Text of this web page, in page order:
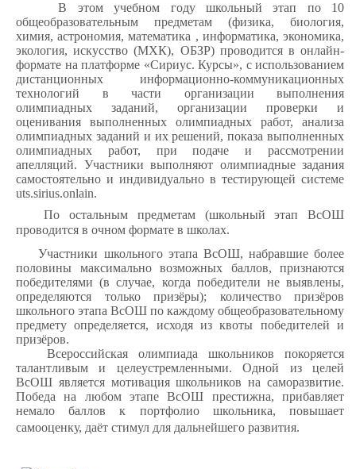
В этом учебном году школьный этап по 10
общеобразовательным предметам (физика, биология,
химия, астрономия, математика , информатика, экономика,
экология, искусство (МХК), ОБЗР) проводится в онлайн-
формате на платформе «Сириус. Курсы», с использованием
дистанционных информационно-коммуникационных
технологий в части организации выполнения
олимпиадных заданий, организации проверки и
оценивания выполненных олимпиадных работ, анализа
олимпиадных заданий и их решений, показа выполненных
олимпиадных работ, при подаче и рассмотрении
апелляций. Участники выполняют олимпиадные задания
самостоятельно и индивидуально в тестирующей системе
uts.sirius.onlain.
По остальным предметам (школьный этап ВсОШ
проводится в очном формате в школах.
Участники школьного этапа ВсОШ, набравшие более
половины максимально возможных баллов, признаются
победителями (в случае, когда победители не выявлены,
определяются только призёры); количество призёров
школьного этапа ВсОШ по каждому общеобразовательному
предмету определяется, исходя из квоты победителей и
призёров.
Всероссийская олимпиада школьников покоряется
талантливым и целеустремленными. Одной из целей
ВсОШ является мотивация школьников на саморазвитие.
Победа на любом этапе ВсОШ престижна, прибавляет
немало баллов к портфолио школьника, повышает
самооценку, даёт стимул для дальнейшего развития.